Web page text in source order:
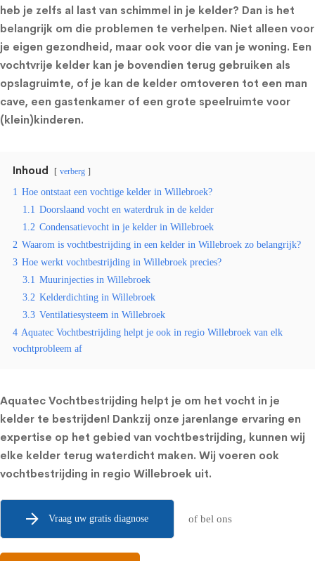
heb je zelfs al last van schimmel in je kelder? Dan is het
belangrijk om die problemen te verhelpen. Niet alleen voor
je eigen gezondheid, maar ook voor die van je woning. Een
vochtvrije kelder kan je bovendien terug gebruiken als
opslagruimte, of je kan de kelder omtoveren tot een man
cave, een gastenkamer of een grote speelruimte voor
(klein)kinderen.
Inhoud verberg
1 Hoe ontstaat een vochtige kelder in Willebroek?
1.1 Doorslaand vocht en waterdruk in de kelder
1.2 Condensatievocht in je kelder in Willebroek
2 Waarom is vochtbestrijding in een kelder in Willebroek zo belangrijk?
3 Hoe werkt vochtbestrijding in Willebroek precies?
3.1 Muurinjecties in Willebroek
3.2 Kelderdichting in Willebroek
3.3 Ventilatiesysteem in Willebroek
4 Aquatec Vochtbestrijding helpt je ook in regio Willebroek van elk
vochtprobleem af
Aquatec Vochtbestrijding helpt je om het vocht in je
kelder te bestrijden! Dankzij onze jarenlange ervaring en
expertise op het gebied van vochtbestrijding, kunnen wij
elke kelder terug waterdicht maken. Wij voeren ook
vochtbestrijding in regio Willebroek uit.
Vraag uw gratis diagnose of bel ons